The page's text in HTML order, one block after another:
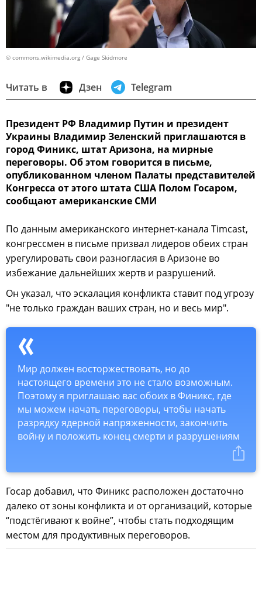
© commons.wikimedia.org / Gage Skidmore
Читать в Дзен Telegram
Президент РФ Владимир Путин и президент
Украины Владимир Зеленский приглашаются в
город Финикс, штат Аризона, на мирные
переговоры. Об этом говорится в письме,
опубликованном членом Палаты представителей
Конгресса от этого штата США Полом Госаром,
сообщают американские СМИ
По данным американского интернет-канала Timcast,
конгрессмен в письме призвал лидеров обеих стран
урегулировать свои разногласия в Аризоне во
избежание дальнейших жертв и разрушений.
Он указал, что эскалация конфликта ставит под угрозу
"не только граждан ваших стран, но и весь мир".
Мир должен восторжествовать, но до
настоящего времени это не стало возможным.
Поэтому я приглашаю вас обоих в Финикс, где
мы можем начать переговоры, чтобы начать
разрядку ядерной напряженности, закончить
войну и положить конец смерти и разрушениям
Госар добавил, что Финикс расположен достаточно
далеко от зоны конфликта и от организаций, которые
“подстёгивают к войне”, чтобы стать подходящим
местом для продуктивных переговоров.